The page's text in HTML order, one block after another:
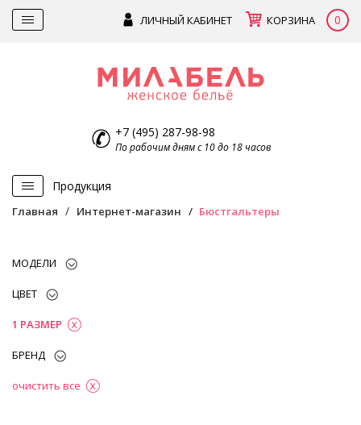
ЛИЧНЫЙ КАБИНЕТ КОРЗИНА 0
+7 (495) 287-98-98
По рабочим дням с 10 до 18 часов
Продукция
Главная Интернет-магазин Бюстгальтеры
МОДЕЛИ
ЦВЕТ
1 РАЗМЕР
БРЕНД
очистить все